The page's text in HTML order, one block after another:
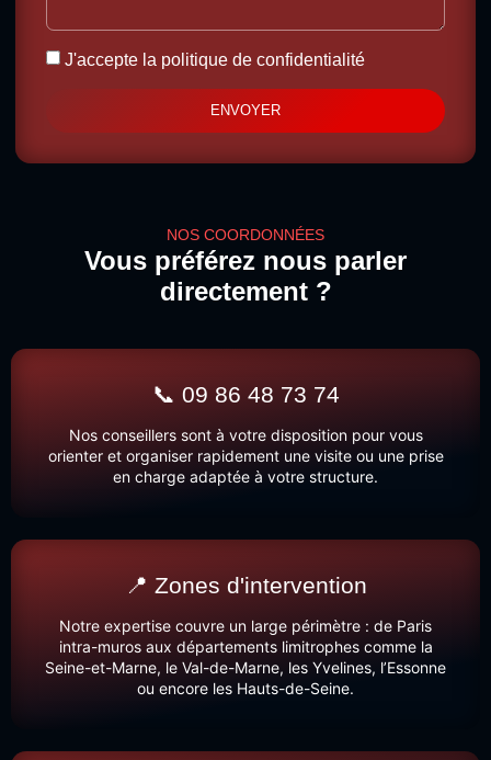
J'accepte la politique de confidentialité
ENVOYER
NOS COORDONNÉES
Vous préférez nous parler
directement ?
📞 09 86 48 73 74
Nos conseillers sont à votre disposition pour vous
orienter et organiser rapidement une visite ou une prise
en charge adaptée à votre structure.
📍 Zones d'intervention
Notre expertise couvre un large périmètre : de Paris
intra-muros aux départements limitrophes comme la
Seine-et-Marne, le Val-de-Marne, les Yvelines, l’Essonne
ou encore les Hauts-de-Seine.